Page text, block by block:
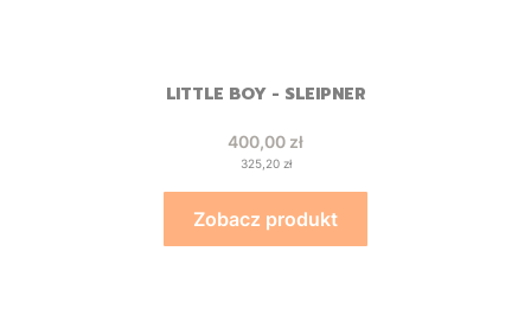
LITTLE BOY - SLEIPNER
Cena
400,00 zł
Cena
325,20 zł
Zobacz produkt